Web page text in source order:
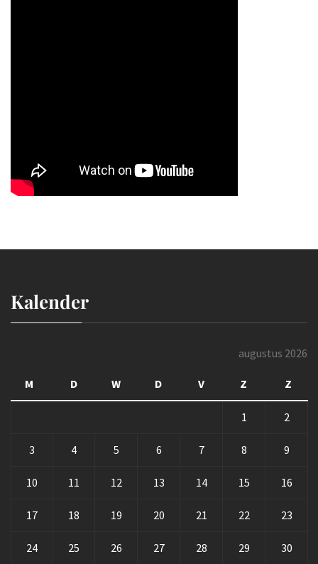
Kalender
augustus 2026
M D W D V Z Z
1 2
3 4 5 6 7 8 9
10 11 12 13 14 15 16
17 18 19 20 21 22 23
24 25 26 27 28 29 30